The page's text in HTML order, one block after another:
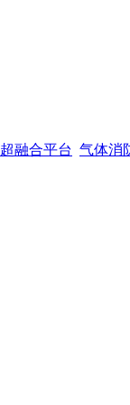
超融合平台 气体消